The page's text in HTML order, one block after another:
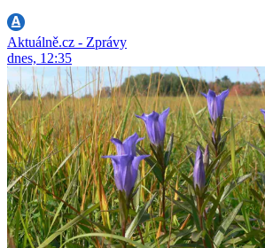
Aktuálně.cz - Zprávy
dnes, 12:35